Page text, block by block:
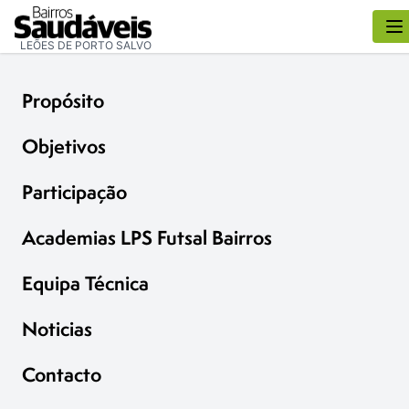
LEÕES DE PORTO SALVO
Propósito
Objetivos
Participação
Academias LPS Futsal Bairros
Equipa Técnica
Noticias
Contacto